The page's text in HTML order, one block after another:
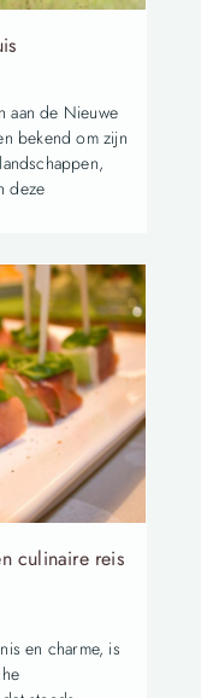
aan de Nieuwe
bekend om zijn
deze
culinaire reis
en charme, is